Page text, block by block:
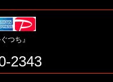
つち』
2343